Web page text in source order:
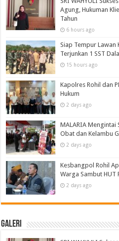
Agung, Hukuman
Tahun
6 hours ago
Siap Tempur Lawan
Terjunkan 1 SST
15 hours ago
Kapolres Rohil dan
Hukum
2 days ago
MALARIA Mengintai
Obat dan Kelambu
2 days ago
Kesbangpol Rohil
Warga Sambut HUT
2 days ago
Galeri